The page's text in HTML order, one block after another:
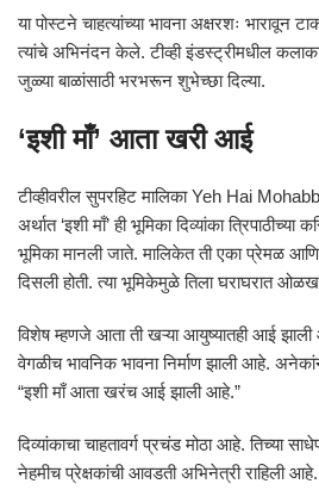
या पोस्टने चाहत्यांच्या भावना अक्षरशः भारावून
त्यांचे अभिनंदन केले. टीव्ही इंडस्ट्रीमधील
जुळ्या बाळांसाठी भरभरून शुभेच्छा दिल्या.
‘इशी माँ’ आता खरी आई
टीव्हीवरील सुपरहिट मालिकाYeh Hai
अर्थात ‘इशी माँ’ ही भूमिका दिव्यांका
भूमिका मानली जाते. मालिकेत ती एका प्रेमळ
दिसली होती. त्या भूमिकेमुळे तिला घराघरात ओळख
विशेष म्हणजे आता ती खऱ्या आयुष्यातही आई
वेगळीच भावनिक भावना निर्माण झाली आहे.
“इशी माँ आता खरंच आई झाली आहे.”
दिव्यांकाचा चाहतावर्ग प्रचंड मोठा आहे. तिच्या
नेहमीच प्रेक्षकांची आवडती अभिनेत्री राहिली आहे.